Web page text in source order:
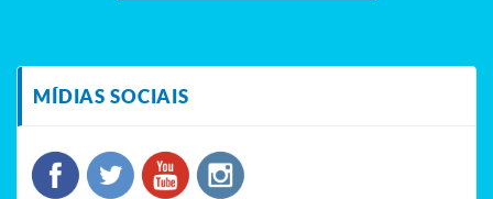
MÍDIAS SOCIAIS